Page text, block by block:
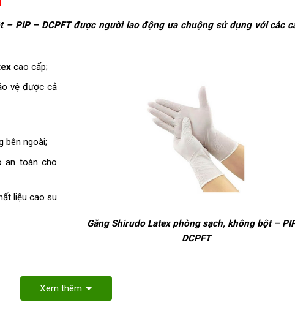
– PIP – DCPFT được người lao động ưa chuộng sử dụng với các
cao cấp;
vệ được cả
bên ngoài;
an toàn cho
liệu cao su
Găng Shirudo Latex phòng sạch, không bột –
DCPFT
Xem thêm